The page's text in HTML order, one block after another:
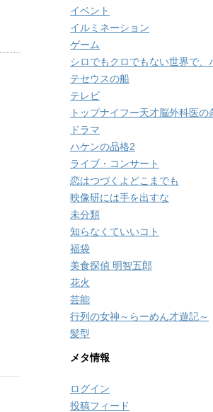
イベント
イルミネーション
ゲーム
シロでもクロでもない世界で、
テセウスの船
テレビ
トップナイフー天才脳外科医の
ドラマ
ハケンの品格2
ライブ・コンサート
恋はつづくよどこまでも
映像研には手を出すな
未分類
知らなくていいコト
福袋
美食探偵 明智五郎
花火
芸能
行列の女神～らーめん才遊記～
髪型
メタ情報
ログイン
投稿フィード